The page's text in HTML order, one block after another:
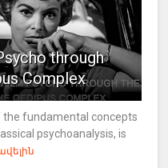
through
Complex
fundamental concepts
psychoanalysis, is